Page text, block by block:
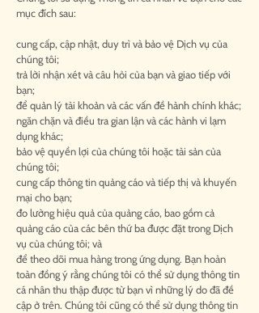
mục đích sau:
cung cấp, cập nhật, duy trì và bảo vệ Dịch vụ của
chúng tôi;
trả lời nhận xét và câu hỏi của bạn và giao tiếp với
bạn;
để quản lý tài khoản và các vấn đề hành chính khác;
ngăn chặn và điều tra gian lận và các hành vi lạm
dụng khác;
bảo vệ quyền lợi của chúng tôi hoặc tài sản của
chúng tôi;
cung cấp thông tin quảng cáo và tiếp thị và khuyến
mại cho bạn;
đo lường hiệu quả của quảng cáo, bao gồm cả
quảng cáo của các bên thứ ba được đặt trong Dịch
vụ của chúng tôi; và
để theo dõi mua hàng trong ứng dụng. Bạn hoàn
toàn đồng ý rằng chúng tôi có thể sử dụng thông tin
cá nhân thu thập được từ bạn vì những lý do đã đề
cập ở trên. Chúng tôi cũng có thể sử dụng thông tin